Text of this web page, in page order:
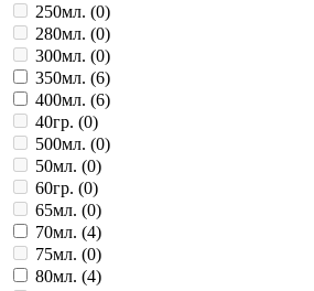
250мл. (0)
280мл. (0)
300мл. (0)
350мл. (6)
400мл. (6)
40гр. (0)
500мл. (0)
50мл. (0)
60гр. (0)
65мл. (0)
70мл. (4)
75мл. (0)
80мл. (4)